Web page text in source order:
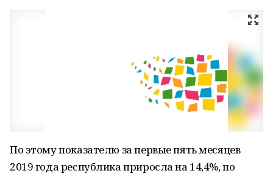
По этому показателю за первые пять месяцев
2019 года республика приросла на 14,4%, по